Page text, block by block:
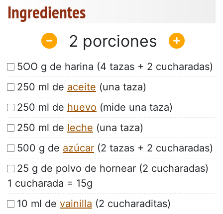
Ingredientes
2
5OO g de harina (4 tazas + 2 cucharadas)
250 ml de aceite (una taza)
250 ml de huevo (mide una taza)
250 ml de leche (una taza)
500 g de azúcar (2 tazas + 2 cucharadas)
25 g de polvo de hornear (2 cucharadas)
1 cucharada = 15g
10 ml de vainilla (2 cucharaditas)